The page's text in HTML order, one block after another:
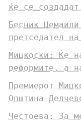
ќе се
Бесник
претседател
Мицкоски: Ќе
реформите, а
Премиерот
Општина
Честоева: За